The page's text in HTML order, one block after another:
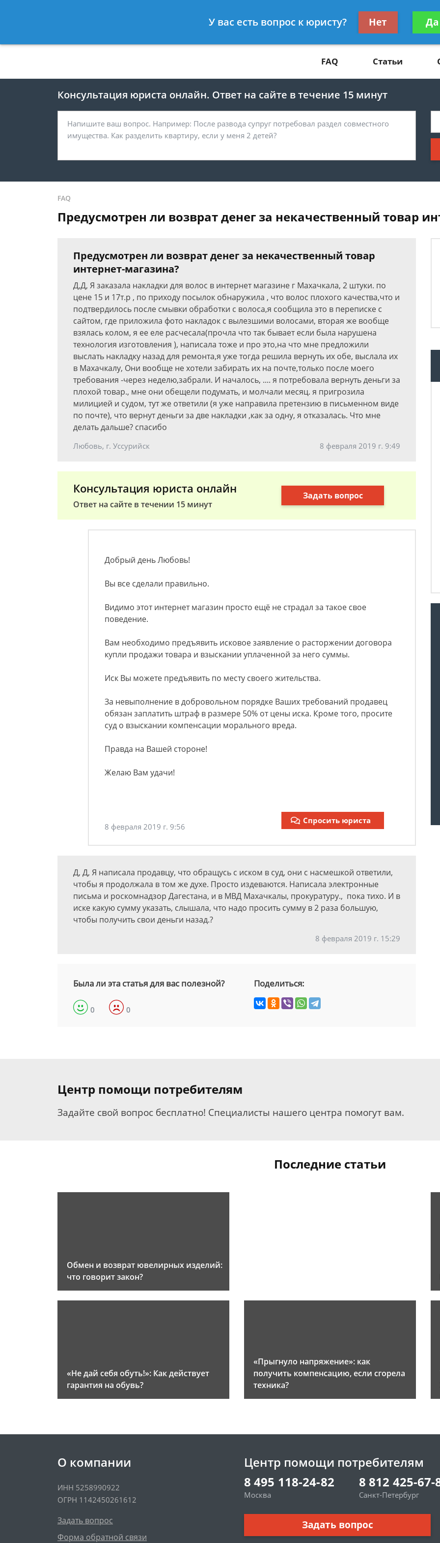
8 812 425-67-81
Получите
FAQ Статьи
Консультация юриста онлайн. Ответ на сайте в течение 15 минут
FAQ
Предусмотрен ли возврат денег за некачественный товар
Предусмотрен ли возврат денег за некачественный товар
интернет-магазина?
Д,Д, Я заказала накладки для волос в интернет магазине г Махачкала, 2 штуки. по
цене 15 и 17т.р , по приходу посылок обнаружила , что волос плохого качества,что и
подтвердилось после смывки обработки с волоса,я сообщила это в переписке с
сайтом, где приложила фото накладок с вылезшими волосами, вторая же вообще
взялась колом, я ее еле расчесала(прочла что так бывает если была нарушена
технология изготовления ), написала тоже и про это,на что мне предложили
выслать накладку назад для ремонта,я уже тогда решила вернуть их обе, выслала их
в Махачкалу, Они вообще не хотели забирать их на почте,только после моего
требования -через неделю,забрали. И началось, .... я потребовала вернуть деньги за
плохой товар., мне они обещели подумать, и молчали месяц. я пригрозила
милицией и судом, тут же ответили (я уже направила претензию в письменном виде
по почте), что вернут деньги за две накладки ,как за одну, я отказалась. Что мне
делать дальше? спасибо
Любовь, г. Уссурийск 8 февраля 2019 г. 9:49
Консультация юриста онлайн
Ответ на сайте в течении 15 минут
Задать вопрос
Добрый день Любовь!
Вы все сделали правильно.
Видимо этот интернет магазин просто ещё не страдал за такое свое
поведение.
Вам необходимо предъявить исковое заявление о расторжении договора
купли продажи товара и взыскании уплаченной за него суммы.
Иск Вы можете предъявить по месту своего жительства.
За невыполнение в добровольном порядке Ваших требований продавец
обязан заплатить штраф в размере 50% от цены иска. Кроме того, просите
суд о взыскании компенсации морального вреда.
Правда на Вашей стороне!
Желаю Вам удачи!
8 февраля 2019 г. 9:56
Спросить юриста
Д, Д, Я написала продавцу, что обращусь с иском в суд, они с насмешкой ответили,
чтобы я продолжала в том же духе. Просто издеваются. Написала электронные
письма и роскомнадзор Дагестана, и в МВД Махачкалы, прокуратуру., пока тихо. И в
иске какую сумму указать, слышала, что надо просить сумму в 2 раза большую,
чтобы получить свои деньги назад.?
8 февраля 2019 г. 15:29
Была ли эта статья для вас полезной?
0 0
Поделиться:
Центр помощи потребителям
Задайте свой вопрос бесплатно! Специалисты нашего центра помогут вам.
Последние статьи
Обмен и возврат ювелирных изделий:
что говорит закон?
«Не дай себя обуть!»: Как действует
гарантия на обувь?
«Прыгнуло напряжение»: как
получить компенсацию, если сгорела
техника?
О компании
ИНН 5258990922
ОГРН 1142450261612
Задать вопрос
Форма обратной связи
Центр помощи потребителям
8 495 118-24-82
Москва
8 812 425-67-
Санкт-Петербург
Задать вопрос
У вас есть вопрос к юристу? Нет Да